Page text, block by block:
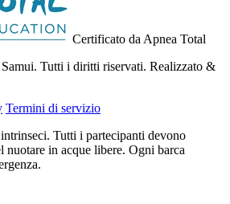
Certificato da Apnea Total
Tutti i diritti riservati. Realizzato &
Termini di servizio
Tutti i partecipanti devono
nuotare in acque libere. Ogni barca